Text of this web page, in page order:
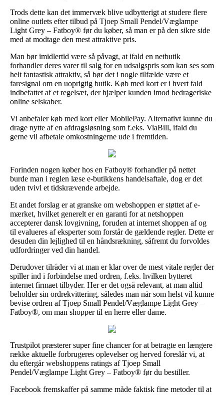
Trods dette kan det immervæk blive udbytterigt at studere flere
online outlets efter tilbud på Tjoep Small Pendel/Væglampe
Light Grey – Fatboy® før du køber, så man er på den sikre side
med at modtage den mest attraktive pris.
Man bør imidlertid være så påvagt, at ifald en netbutik
forhandler deres varer til salg for en udsalgspris som kan ses som
helt fantastisk attraktiv, så bør det i nogle tilfælde være et
faresignal om en uoprigtig butik. Køb med kort er i hvert fald
indbefattet af et regelsæt, der hjælper kunden imod bedrageriske
online selskaber.
Vi anbefaler køb med kort eller MobilePay. Alternativt kunne du
drage nytte af en afdragsløsning som f.eks. ViaBill, ifald du
gerne vil afbetale omkostningerne ude i fremtiden.
Forinden nogen køber hos en Fatboy® forhandler på nettet
burde man i reglen læse e-butikkens handelsaftale, dog er det
uden tvivl et tidskrævende arbejde.
Et andet forslag er at granske om webshoppen er støttet af e-
mærket, hvilket generelt er en garanti for at netshoppen
accepterer dansk lovgivning, foruden at internet shoppen af og
til evalueres af eksperter som forstår de gældende regler. Dette er
desuden din lejlighed til en håndsrækning, såfremt du forvoldes
udfordringer ved din handel.
Derudover tilråder vi at man er klar over de mest vitale regler der
spiller ind i forbindelse med ordren, f.eks. hvilken bytteret
internet firmaet tilbyder. Her er det også relevant, at man altid
beholder sin ordrekvittering, således man når som helst vil kunne
bevise ordren af Tjoep Small Pendel/Væglampe Light Grey –
Fatboy®, om man shopper til en herre eller dame.
Trustpilot præsterer super fine chancer for at betragte en længere
række aktuelle forbrugeres oplevelser og herved foreslår vi, at
du eftergår webshoppens ratings af Tjoep Small
Pendel/Væglampe Light Grey – Fatboy® før du bestiller.
Facebook fremskaffer på samme måde faktisk fine metoder til at